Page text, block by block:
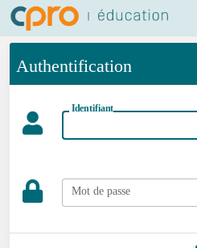
Authentification
Identifiant
Mot de passe